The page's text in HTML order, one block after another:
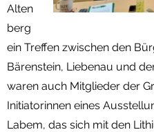
Alten
berg
ein Treffen zwischen den
Bärenstein, Liebenau und
waren auch Mitglieder der
Initiatorinnen eines
Labem, das sich mit den